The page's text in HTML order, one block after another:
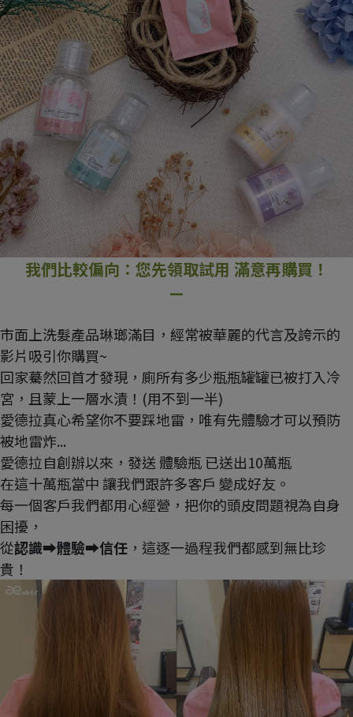
我們比較偏向：您先領取試用 滿意再購買！
—
市面上洗髮產品琳瑯滿目，經常被華麗的代言及誇示的
影片吸引你購買~
回家驀然回首才發現，廁所有多少瓶瓶罐罐已被打入冷
宮，且蒙上一層水漬！(用不到一半)
愛德拉真心希望你不要踩地雷，唯有先體驗才可以預防
被地雷炸...
愛德拉自創辦以來，發送 體驗瓶 已送出10萬瓶
在這十萬瓶當中 讓我們跟許多客戶 變成好友。
每一個客戶我們都用心經營，把你的頭皮問題視為自身
困擾，
從認識➡體驗➡信任 ，這逐一過程我們都感到無比珍
貴！